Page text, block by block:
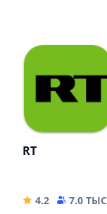
17.36 MB
RT
4.2 7.0 ТЫС